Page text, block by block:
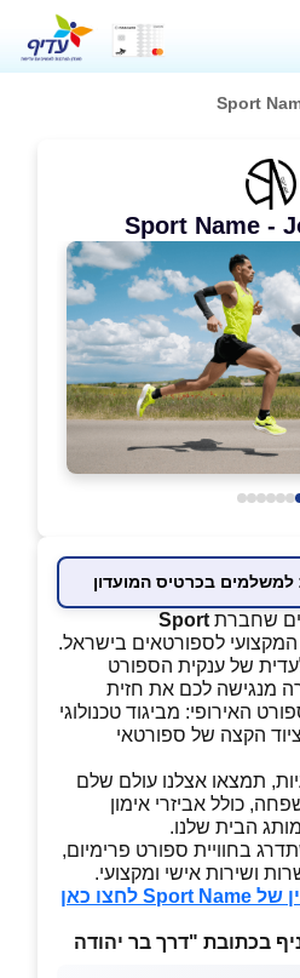
Sport
Sport Name -
שחברת Sport
לספורטאים בישראל.
של ענקית הספורט
מנגישה לכם את חזית
האירופי: מביגוד טכנולוגי
הקצה של ספורטאי
תמצאו אצלנו עולם שלם
כולל אביזרי אימון
הבית שלנו.
בחוויית ספורט פרימיום,
ושירות אישי ומקצועי.
לרכישה באתר האונליין של Sport Name לחצו כאן
בכתובת "דרך בר יהודה